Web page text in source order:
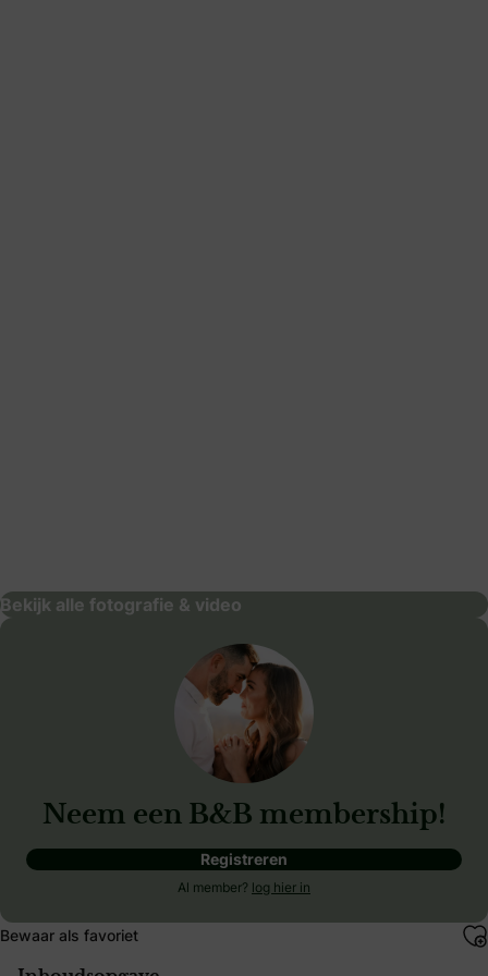
Bekijk alle fotografie & video
Neem een B&B membership!
Registreren
Al member? log hier in
Bewaar als favoriet